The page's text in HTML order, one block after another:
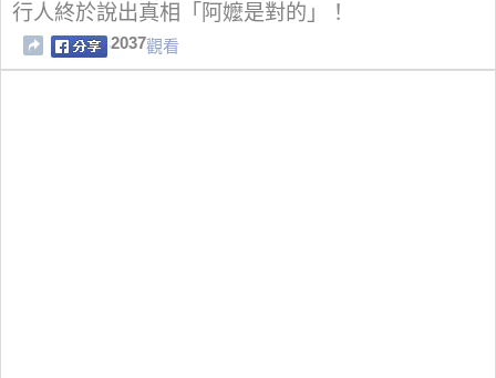
行人終於說出真相「阿嬤是對的」！
2037觀看